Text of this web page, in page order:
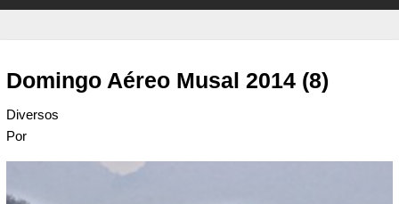
Domingo Aéreo Musal 2014 (8)
Diversos
Por